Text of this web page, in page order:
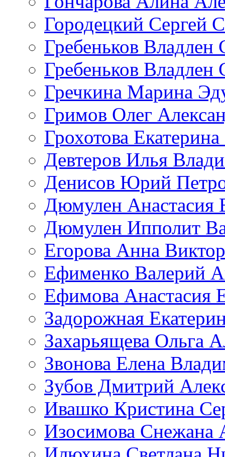
Городецкий Сергей
Гребеньков Владлен
Гребеньков Владлен
Гречкина Марина
Гримов Олег
Грохотова
Девтеров Илья
Денисов Юрий
Дюмулен Анастасия
Дюмулен Ипполит
Егорова Анна
Ефименко Валерий
Ефимова Анастасия
Задорожная
Захарьящева Ольга
Звонова Елена
Зубов Дмитрий
Ивашко Кристина
Изосимова Снежана